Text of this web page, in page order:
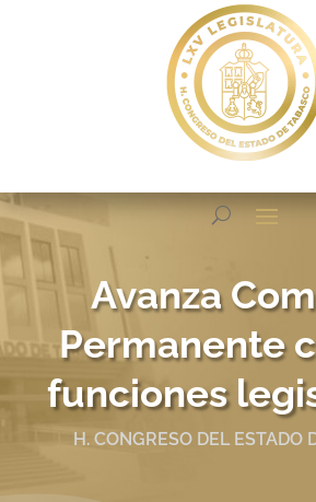
Avanza
Permanente
funciones
H. CONGRESO DEL ESTADO